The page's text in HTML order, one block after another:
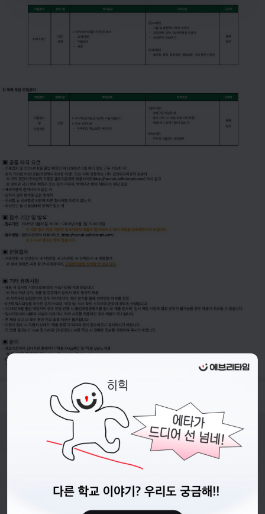
- 접수기간 : 26.05.20.(수) ~ 26.06.01.(월) 15시 까지
서울특별시 마포구 양화로 113, 5층
사업자등록번호 : 572-87-02009